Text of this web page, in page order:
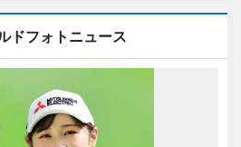
ドフォトニュース